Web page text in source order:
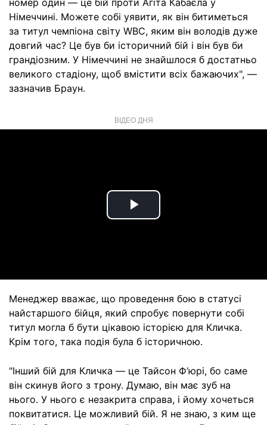
номер один — це бій проти Агіта Кабаєла у
Німеччині. Можете собі уявити, як він битиметься
за титул чемпіона світу WBC, яким він володів дуже
довгий час? Це був би історичний бій і він був би
грандіозним. У Німеччині не знайшлося б достатньо
великого стадіону, щоб вмістити всіх бажаючих", —
зазначив Браун.
ВІДЕО ДНЯ
Play
Менеджер вважає, що проведення бою в статусі
найстаршого бійця, який спробує повернути собі
титул могла б бути цікавою історією для Кличка.
Крім того, така подія була б історичною.
"Інший бій для Кличка — це Тайсон Ф’юрі, бо саме
він скинув його з трону. Думаю, він має зуб на
нього. У нього є незакрита справа, і йому хочеться
поквитатися. Це можливий бій. Я не знаю, з ким ще